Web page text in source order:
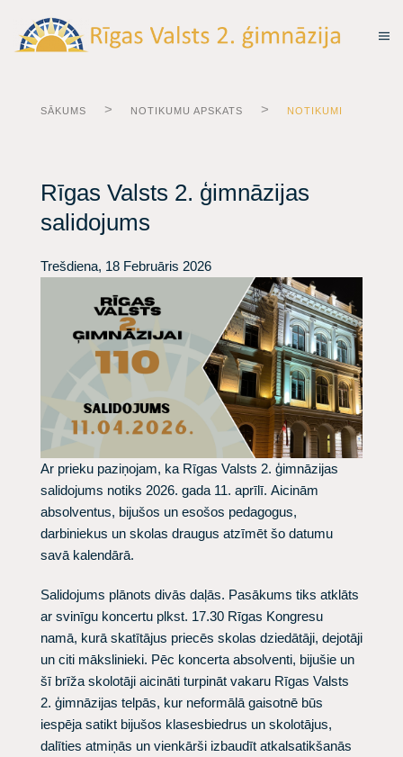
SĀKUMS NOTIKUMU APSKATS NOTIKUMI
Rīgas Valsts 2. ģimnāzijas
salidojums
Trešdiena, 18 Februāris 2026
Ar prieku paziņojam, ka Rīgas Valsts 2. ģimnāzijas
salidojums notiks 2026. gada 11. aprīlī. Aicinām
absolventus, bijušos un esošos pedagogus,
darbiniekus un skolas draugus atzīmēt šo datumu
savā kalendārā.
Salidojums plānots divās daļās. Pasākums tiks atklāts
ar svinīgu koncertu plkst. 17.30 Rīgas Kongresu
namā, kurā skatītājus priecēs skolas dziedātāji, dejotāji
un citi mākslinieki. Pēc koncerta absolventi, bijušie un
šī brīža skolotāji aicināti turpināt vakaru Rīgas Valsts
2. ģimnāzijas telpās, kur neformālā gaisotnē būs
iespēja satikt bijušos klasesbiedrus un skolotājus,
dalīties atmiņās un vienkārši izbaudīt atkalsatikšanās